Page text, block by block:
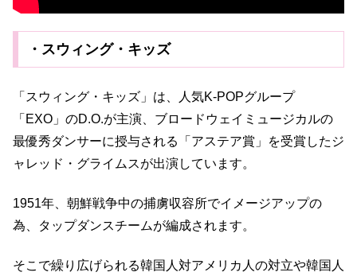
・スウィング・キッズ
「スウィング・キッズ」は、人気K-POPグループ
「EXO」のD.O.が主演、ブロードウェイミュージカルの
最優秀ダンサーに授与される「アステア賞」を受賞したジ
ャレッド・グライムスが出演しています。
1951年、朝鮮戦争中の捕虜収容所でイメージアップの
為、タップダンスチームが編成されます。
そこで繰り広げられる韓国人対アメリカ人の対立や韓国人